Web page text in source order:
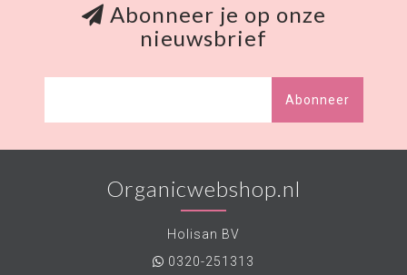
Abonneer je op onze
nieuwsbrief
Abonneer
Organicwebshop.nl
Holisan BV
0320-251313